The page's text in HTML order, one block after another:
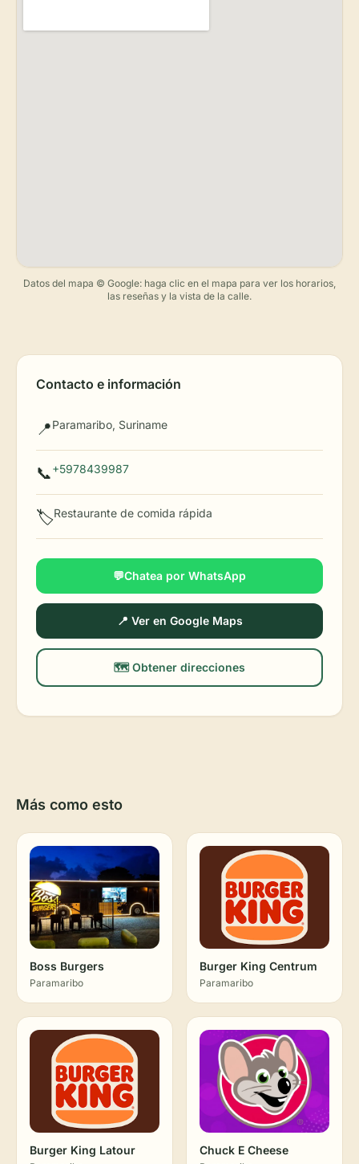
Datos del mapa © Google: haga clic en el mapa para ver los horarios,
las reseñas y la vista de la calle.
Contacto e información
📍Paramaribo, Suriname
📞+5978439987
🏷️Restaurante de comida rápida
💬Chatea por WhatsApp
📍 Ver en Google Maps
🗺️ Obtener direcciones
Más como esto
Boss Burgers
Paramaribo
Burger King Centrum
Paramaribo
Burger King Latour Chuck E Cheese